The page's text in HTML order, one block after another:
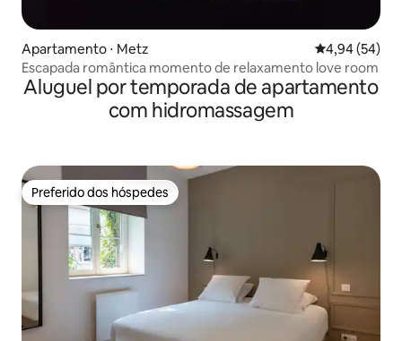
Apartamento ⋅ Metz 4,94 de uma
4,94 (54)
Escapada romântica momento de relaxamento love room
Aluguel por temporada de apartamento
com hidromassagem
Preferido dos hóspedes
Preferido dos hóspedes